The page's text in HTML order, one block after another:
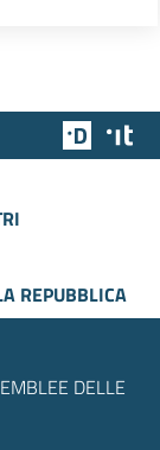
Team
REPUBBLICA
DELLE